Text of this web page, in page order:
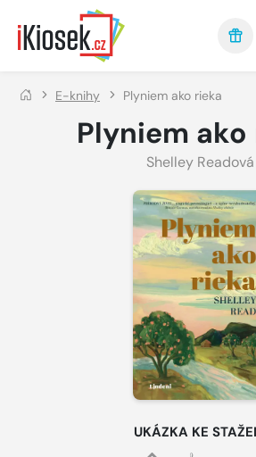
Přejít na hlavní obsah
E-knihy Plyniem ako rieka
Plyniem ako
Shelley Readová
UKÁZKA KE